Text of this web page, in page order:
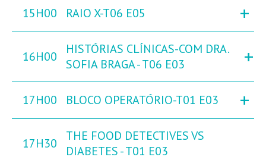
15H00 RAIO X-T06 E05 +
16H00
HISTÓRIAS CLÍNICAS-COM DRA.
SOFIA BRAGA - T06 E03
+
17H00 BLOCO OPERATÓRIO-T01 E03 +
17H30
THE FOOD DETECTIVES VS
DIABETES - T01 E03